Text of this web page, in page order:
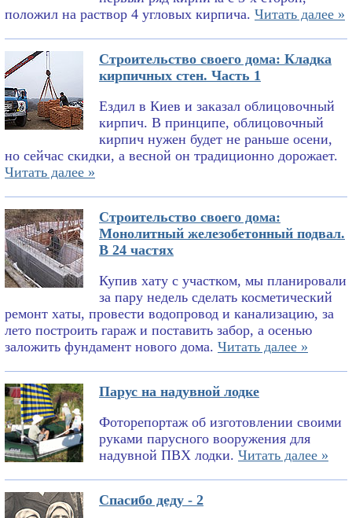
положил на раствор 4 угловых кирпича. Читать далее »
Строительство своего дома: Кладка
кирпичных стен. Часть 1
Ездил в Киев и заказал облицовочный
кирпич. В принципе, облицовочный
кирпич нужен будет не раньше осени,
но сейчас скидки, а весной он традиционно дорожает.
Читать далее »
Строительство своего дома:
Монолитный железобетонный подвал.
В 24 частях
Купив хату с участком, мы планировали
за пару недель сделать косметический
ремонт хаты, провести водопровод и канализацию, за
лето построить гараж и поставить забор, а осенью
заложить фундамент нового дома. Читать далее »
Парус на надувной лодке
Фоторепортаж об изготовлении своими
руками парусного вооружения для
надувной ПВХ лодки. Читать далее »
Спасибо деду - 2